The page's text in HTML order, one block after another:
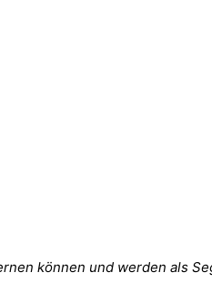
können und werden als